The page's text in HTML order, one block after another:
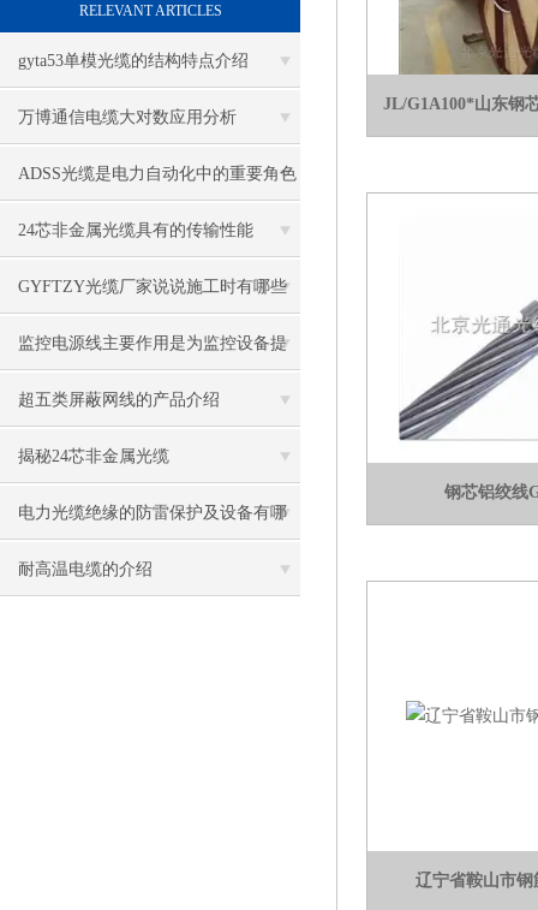
RELEVANT ARTICLES
gyta53单模光缆的结构特点介绍
万博通信电缆大对数应用分析
ADSS光缆是电力自动化中的重要角色
24芯非金属光缆具有的传输性能
GYFTZY光缆厂家说说施工时有哪些
要求
监控电源线主要作用是为监控设备提
供电源和信号传输功能
超五类屏蔽网线的产品介绍
揭秘24芯非金属光缆
电力光缆绝缘的防雷保护及设备有哪
些
耐高温电缆的介绍
JL/G1A100*山东钢
钢芯铝绞线
辽宁省鞍山市